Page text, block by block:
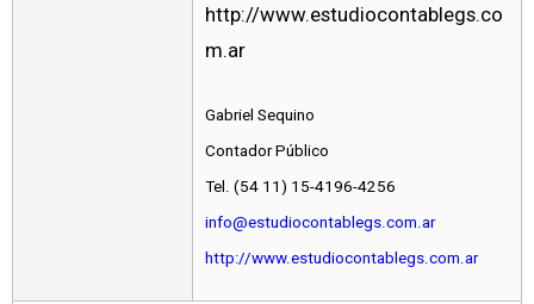
http://www.estudiocontablegs.co
m.ar
Gabriel Sequino
Contador Público
Tel. (54 11) 15-4196-4256
info@estudiocontablegs.com.ar
http://www.estudiocontablegs.com.ar